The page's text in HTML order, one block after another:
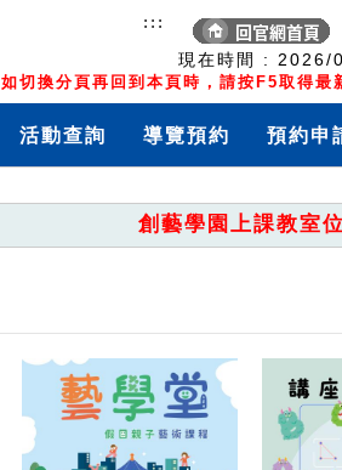
現在時間 : 2026/
如切換分頁再回到本頁時，請按F5取得最
:::
活動查詢 導覽預約 預約申
創藝學園上課教室位置